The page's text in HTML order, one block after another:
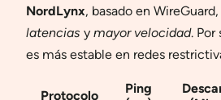
NordLynx, basado en
latencias y mayor velocidad. Por
es más estable en redes
Protocolo
Ping